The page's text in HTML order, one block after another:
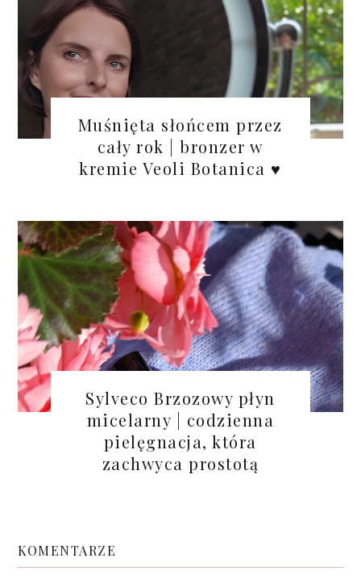
Muśnięta słońcem przez
cały rok | bronzer w
kremie Veoli Botanica ♥
Sylveco Brzozowy płyn
micelarny | codzienna
pielęgnacja, która
zachwyca prostotą
KOMENTARZE